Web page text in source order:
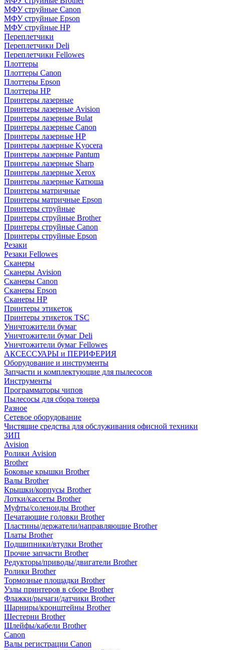
МФУ струйные Canon
МФУ струйные Epson
МФУ струйные HP
Переплетчики
Переплетчики Deli
Переплетчики Fellowes
Плоттеры
Плоттеры Canon
Плоттеры Epson
Плоттеры HP
Принтеры лазерные
Принтеры лазерные Avision
Принтеры лазерные Bulat
Принтеры лазерные Canon
Принтеры лазерные HP
Принтеры лазерные Kyocera
Принтеры лазерные Pantum
Принтеры лазерные Sharp
Принтеры лазерные Xerox
Принтеры лазерные Катюша
Принтеры матричные
Принтеры матричные Epson
Принтеры струйные
Принтеры струйные Brother
Принтеры струйные Canon
Принтеры струйные Epson
Резаки
Резаки Fellowes
Сканеры
Сканеры Avision
Сканеры Canon
Сканеры Epson
Сканеры HP
Принтеры этикеток
Принтеры этикеток TSC
Уничтожители бумаг
Уничтожители бумаг Deli
Уничтожители бумаг Fellowes
АКСЕССУАРЫ и ПЕРИФЕРИЯ
Оборудование и инструменты
Запчасти и комплектующие для пылесосов
Инструменты
Программаторы чипов
Пылесосы для сбора тонера
Разное
Сетевое оборудование
Чистящие средства для обслуживания офисной техники
ЗИП
Avision
Ролики Avision
Brother
Боковые крышки Brother
Валы Brother
Крышки/корпусы Brother
Лотки/кассеты Brother
Муфты/соленоиды Brother
Печатающие головки Brother
Пластины/держатели/направляющие Brother
Платы Brother
Подшипники/втулки Brother
Прочие запчасти Brother
Редукторы/приводы/двигатели Brother
Ролики Brother
Тормозные площадки Brother
Узлы принтеров в сборе Brother
Флажки/рычаги/датчики Brother
Шарниры/кронштейны Brother
Шестерни Brother
Шлейфы/кабели Brother
Canon
Валы регистрации Canon